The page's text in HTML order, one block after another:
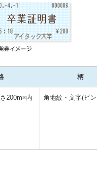
柄
200m×内
角地紋・文字(ピ